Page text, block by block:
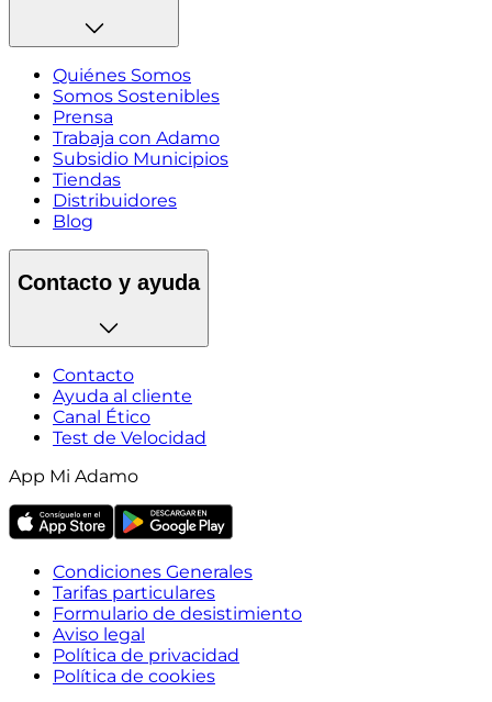
Quiénes Somos
Somos Sostenibles
Prensa
Trabaja con Adamo
Subsidio Municipios
Tiendas
Distribuidores
Blog
Contacto y ayuda
Contacto
Ayuda al cliente
Canal Ético
Test de Velocidad
App Mi Adamo
Condiciones Generales
Tarifas particulares
Formulario de desistimiento
Aviso legal
Política de privacidad
Política de cookies